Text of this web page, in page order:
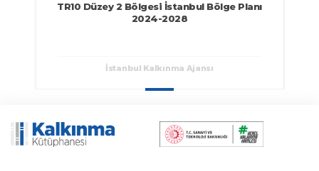
TR10 Düzey 2 Bölgesi İstanbul Bölge Planı
2024-2028
İstanbul Kalkınma Ajansı